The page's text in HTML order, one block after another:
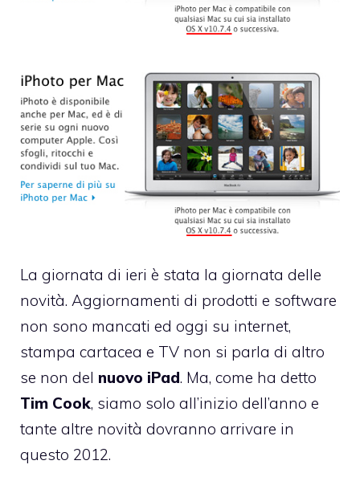
La giornata di ieri è stata la giornata delle
novità. Aggiornamenti di prodotti e software
non sono mancati ed oggi su internet,
stampa cartacea e TV non si parla di altro
se non del nuovo iPad. Ma, come ha detto
Tim Cook, siamo solo all’inizio dell’anno e
tante altre novità dovranno arrivare in
questo 2012.